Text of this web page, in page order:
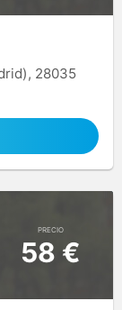
28035
PRECIO
58 €